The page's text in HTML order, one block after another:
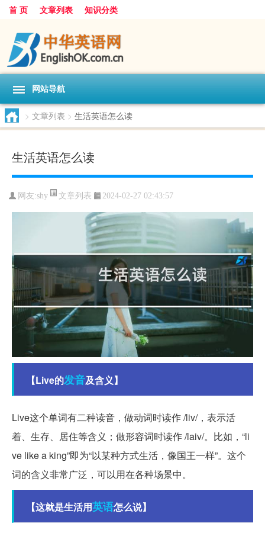
首 页 文章列表 知识分类
网站导航
> 文章列表 > 生活英语怎么读
生活英语怎么读
网友:shy 文章列表 2024-02-27 02:43:57
【Live的发音及含义】
Live这个单词有二种读音，做动词时读作 /liv/，表示活
着、生存、居住等含义；做形容词时读作 /laiv/。比如，“li
ve like a king”即为“以某种方式生活，像国王一样”。这个
词的含义非常广泛，可以用在各种场景中。
【这就是生活用英语怎么说】